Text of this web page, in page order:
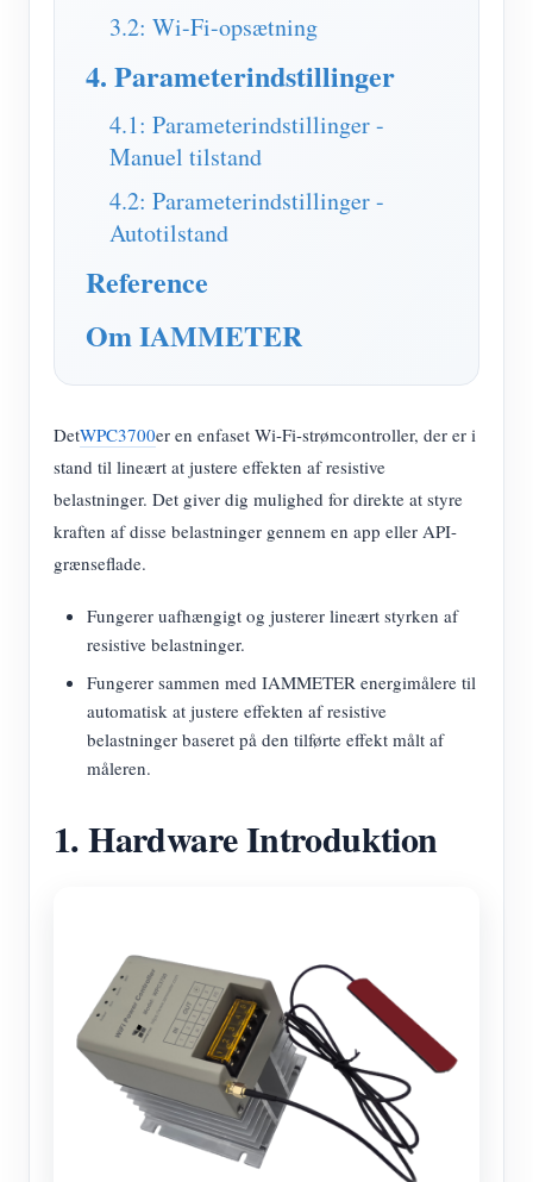
Overvågning af elforbrug
PV-varmestyringssystem
Home Automation
Dokument
Tutorial video
FAQ
Nyheder
Blogs
Udvikler
Udforske
Belønningsprogram
Kontakt
3.2: Wi-Fi-opsætning
4. Parameterindstillinger
4.1: Parameterindstillinger -
Manuel tilstand
4.2: Parameterindstillinger -
Autotilstand
Reference
Om IAMMETER
DetWPC3700er en enfaset Wi-Fi-strømcontroller, der er i
stand til lineært at justere effekten af resistive
belastninger. Det giver dig mulighed for direkte at styre
kraften af disse belastninger gennem en app eller API-
grænseflade.
Fungerer uafhængigt og justerer lineært styrken af
resistive belastninger.
Fungerer sammen med IAMMETER energimålere til
automatisk at justere effekten af resistive
belastninger baseret på den tilførte effekt målt af
måleren.
1. Hardware Introduktion